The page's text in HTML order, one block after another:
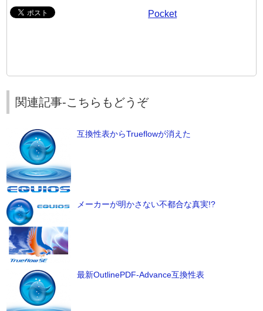
Pocket
関連記事-こちらもどうぞ
互換性表からTrueflowが消えた
メーカーが明かさない不都合な真実!?
最新OutlinePDF-Advance互換性表